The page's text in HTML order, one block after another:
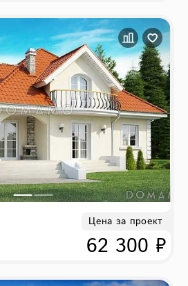
Цена за проект
62 300 ₽